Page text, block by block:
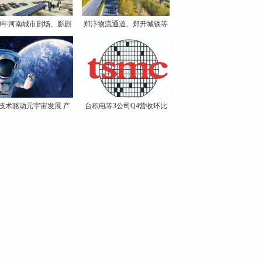
年河南城市剧场、影剧
院
郑汴物流通道、郑开城铁等
术驱动元宇宙发展 产
台积电等3公司Q4营收环比